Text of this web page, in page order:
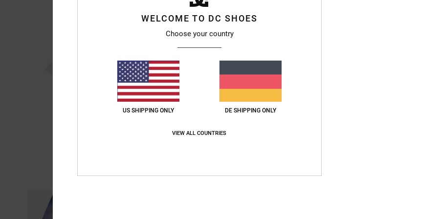
WELCOME TO DC SHOES
Choose your country
US SHIPPING ONLY DE SHIPPING ONLY
VIEW ALL COUNTRIES